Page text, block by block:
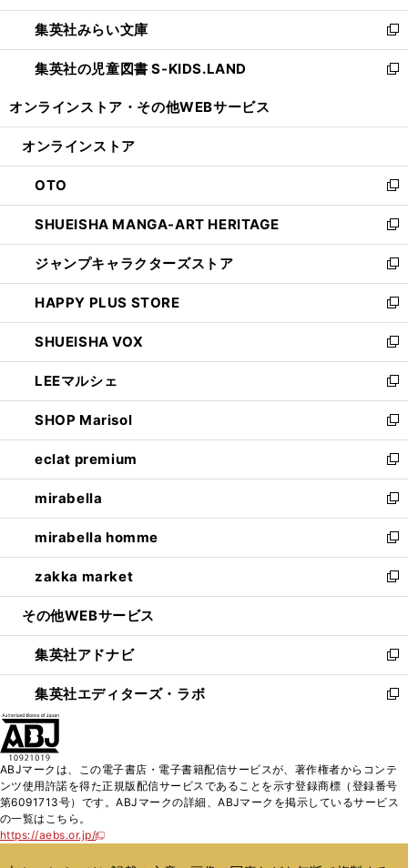
開
く
ウ
で
開
く
ン
ド
ウ
で
ウ
ィ
ン
ド
開
集英社みらい文庫
新
し
い
ン
ウ
で
開
く
集英社の児童図書 S-KIDS.LAND
新
ウ
ン
ド
ウ
で
開
く
オンラインストア・ その他WEBサービス
オンラインストア
OTO
新
し
い
ウ
ィ
ン
ド
ウ
で
開
く
SHUEISHA MANGA-ART HERITAGE
新
し
い
ウ
ィ
ン
ド
ウ
で
開
く
ジャンプキャラクターズストア
新
し
い
ウ
ィ
ン
ド
ウ
で
開
く
HAPPY PLUS STORE
新
し
い
ウ
ィ
ン
ド
ウ
で
開
く
SHUEISHA VOX
新
し
い
ウ
ィ
ン
ド
ウ
で
開
く
LEEマルシェ
新
し
い
ウ
ィ
ン
ド
ウ
で
開
く
SHOP Marisol
新
し
い
ウ
ィ
ン
ド
ウ
で
開
eclat premium
新
し
い
ウ
ィ
ン
ド
ウ
開
く
mirabella
新
し
い
ウ
ィ
ン
ウ
で
開
く
mirabella homme
新
し
い
ウ
ン
ド
ウ
で
zakka market
新
し
ウ
ィ
ン
ド
く
その他WEBサービス
集英社アドナビ
新
し
い
ド
ウ
で
集英社エディターズ・ラボ
新
ィ
ン
ド
ABJマークは、この電子書店・電子書籍配信サービスが、著作権者からコンテ
ンツ使用許諾を得た正規版配信サービスであることを示す登録商標（登録番号
第6091713号）です。ABJマークの詳細、ABJマークを掲示しているサービス
の一覧はこちら。
https://aebs.or.jp/
新